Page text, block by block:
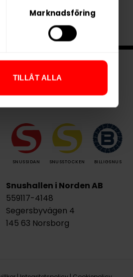
Marknadsföring
TILLÅT ALLA
ett mycket
Våra andra plattformar
SNUSSIDAN SNUSSTOCKEN BILLIGSNUS
Snushallen i Norden AB
559117-4148
Segersbyvägen 4
145 63 Norsborg